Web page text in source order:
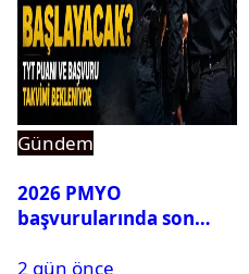
Gündem
2026 PMYO
başvurularında son
2 gün önce